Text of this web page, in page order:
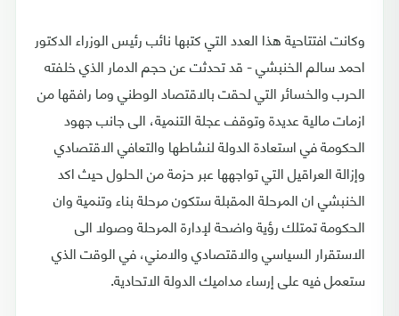
وكانت افتتاحية هذا العدد التي كتبها نائب رئيس الوزراء الدكتور
احمد سالم الخنبشي - قد تحدثت عن حجم الدمار الذي خلفته
الحرب والخسائر التي لحقت بالاقتصاد الوطني وما رافقها من
ازمات مالية عديدة وتوقف عجلة التنمية، الى جانب جهود
الحكومة في استعادة الدولة لنشاطها والتعافي الاقتصادي
وإزالة العراقيل التي تواجهها عبر حزمة من الحلول حيث اكد
الخنبشي ان المرحلة المقبلة ستكون مرحلة بناء وتنمية وان
الحكومة تمتلك رؤية واضحة لإدارة المرحلة وصولا الى
الاستقرار السياسي والاقتصادي والامني، في الوقت الذي
ستعمل فيه على إرساء مداميك الدولة الاتحادية.